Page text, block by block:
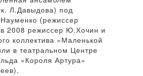
Л.Давыдова) под
(режиссер
2008 режиссер Ю.Хочин и
коллектива «Маленькой
в театральном Центре
«Короля Артура»